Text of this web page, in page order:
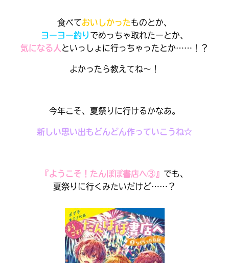
大人気
シリーズに
食べておいしかったものとか、
ヨーヨー釣り でめっちゃ取れたーとか、
気になる人 といっしょに行っちゃったとか……！？
よかったら教えてね～！
今年こそ、夏祭りに行けるかなあ。
新しい思い出もどんどん作っていこうね☆
『ようこそ！たんぽぽ書店へ③』 でも、
夏祭りに行くみたいだけど……？